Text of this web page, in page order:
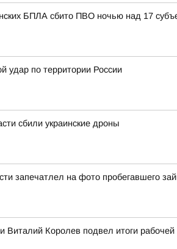
БПЛА сбито ПВО ночью над 17
удар по территории России
сбили украинские дроны
запечатлел на фото пробегавшего
Виталий Королев подвел итоги